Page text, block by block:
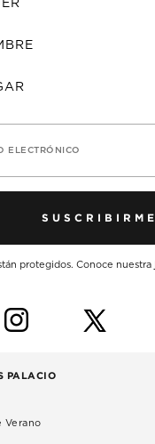
ELECTRÓNICO
SUSCRIBIRME
protegidos. Conoce nuestra
i
PALACIO
Verano